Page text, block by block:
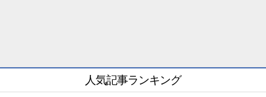
人気記事ランキング